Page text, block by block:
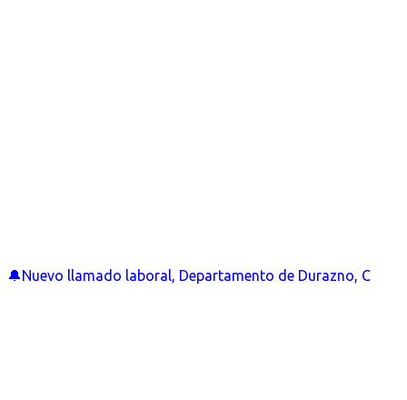
🔔Nuevo llamado laboral, Departamento de Durazno, C